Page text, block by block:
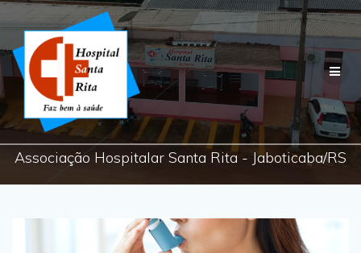
Skip
to
content
Associação Hospitalar Santa Rita - Jaboticaba/RS